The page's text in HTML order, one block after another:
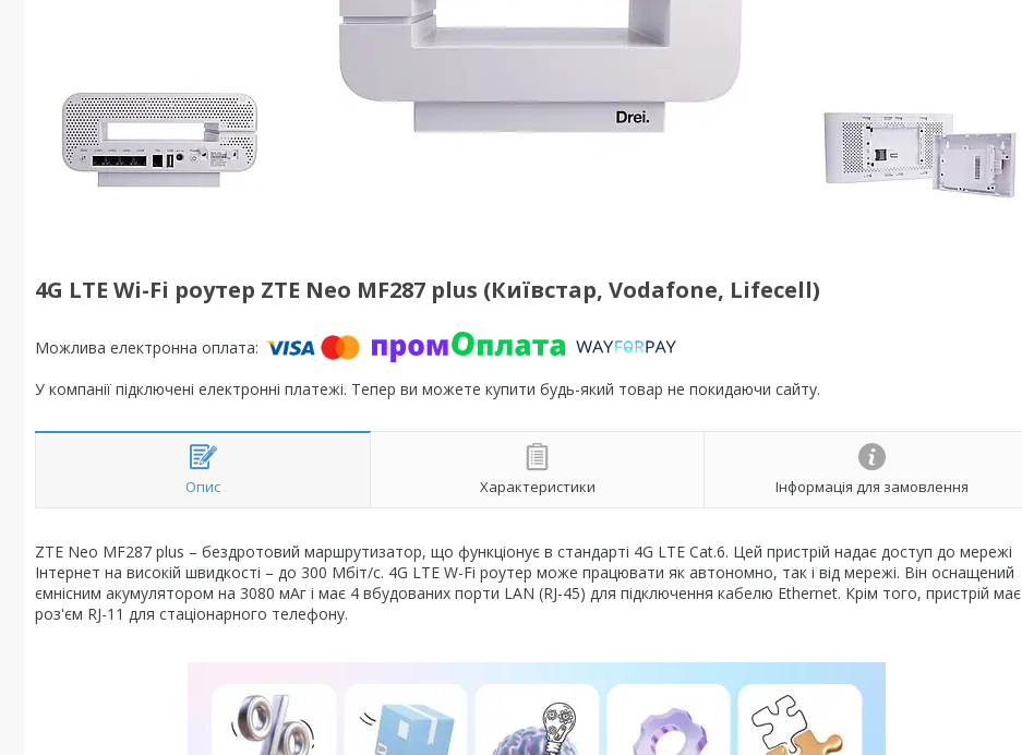
4G LTE Wi-Fi роутер ZTE Neo MF287 plus (Київстар, Vodafone, Lifecell)
У компанії підключені електронні платежі. Тепер ви можете купити будь-який товар не покидаючи сайту.
Опис Характеристики Інформація для замовлення
ZTE Neo MF287 plus – бездротовий маршрутизатор, що функціонує в стандарті 4G LTE Cat.6. Цей пристрій надає доступ до мережі
Інтернет на високій швидкості – до 300 Мбіт/с. 4G LTE W-Fi роутер може працювати як автономно, так і від мережі. Він оснащений
ємнісним акумулятором на 3080 мАг і має 4 вбудованих порти LAN (RJ-45) для підключення кабелю Ethernet. Крім того, пристрій має
роз'єм RJ-11 для стаціонарного телефону.